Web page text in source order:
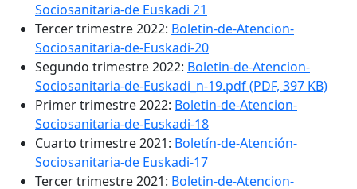
Sociosanitaria-de Euskadi 21
Tercer trimestre 2022: Boletin-de-Atencion-
Sociosanitaria-de-Euskadi-20
Segundo trimestre 2022: Boletin-de-Atencion-
Sociosanitaria-de-Euskadi_n-19.pdf (PDF, 397 KB)
Primer trimestre 2022: Boletin-de-Atencion-
Sociosanitaria-de-Euskadi-18
Cuarto trimestre 2021: Boletín-de-Atención-
Sociosanitaria-de Euskadi-17
Tercer trimestre 2021: Boletin-de-Atencion-